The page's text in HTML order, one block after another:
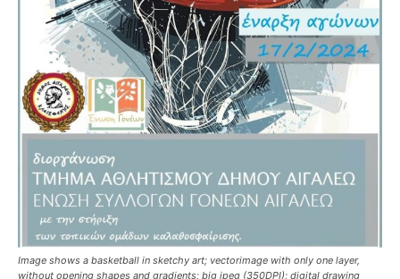
Image shows a basketball in sketchy art; vectorimage with only one layer,
without opening shapes and gradients; big jpeg (350DPI); digital drawing